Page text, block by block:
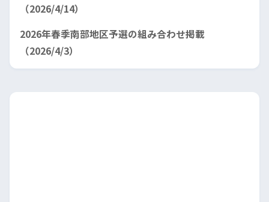
（2026/4/14）
2026年春季南部地区予選の組み合わせ掲載
（2026/4/3）